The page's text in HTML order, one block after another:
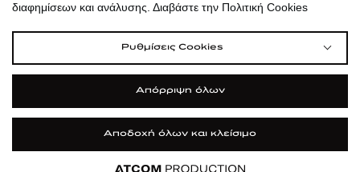
| Πολιτική Cookies | Κώδικας Δεοντολογίας
Προστασία Προσωπικών Δεδομένων
διαφημίσεων και ανάλυσης. Διαβάστε την Πολιτική Cookies
Ρυθμίσεις Cookies
Απόρριψη όλων
Αποδοχή όλων και κλείσιμο